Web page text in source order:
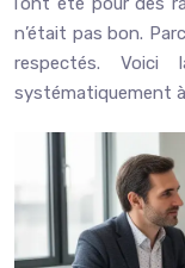
n’était pas bon.
respectés. Voici
systématiquement